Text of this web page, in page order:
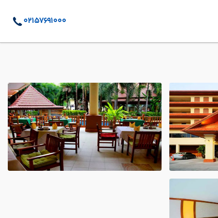
02157691000